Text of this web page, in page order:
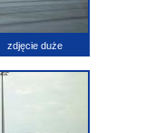
zdjęcie duże